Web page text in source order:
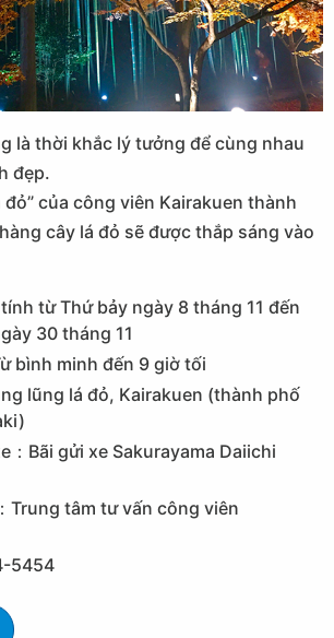
là thời khắc lý tưởng để cùng nhau
đẹp.
đỏ” của công viên Kairakuen thành
cây lá đỏ sẽ được thắp sáng vào
từ Thứ bảy ngày 8 tháng 11 đến
30 tháng 11
bình minh đến 9 giờ tối
lũng lá đỏ, Kairakuen (thành phố
：Bãi gửi xe Sakurayama Daiichi
Trung tâm tư vấn công viên
5454